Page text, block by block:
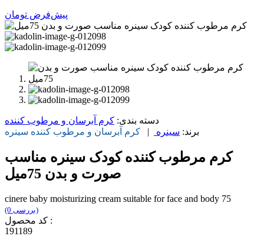
پیش‌فرض تومان
دسته بندی: کرم آبرسان و مرطوب کننده
برند: سینره | کرم آبرسان و مرطوب کننده سینره
کرم مرطوب کننده کودک سینره مناسب
صورت و بدن 75میل
cinere baby moisturizing cream suitable for face and body 75
(0 بررسی)
کد محصول :
191189